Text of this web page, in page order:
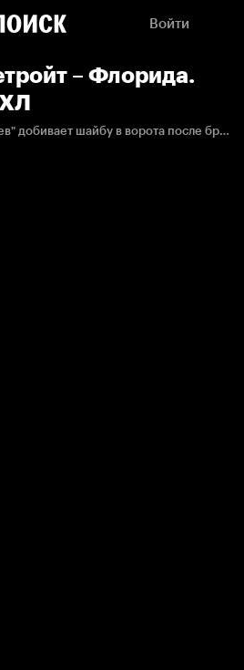
Войти
– Флорида.
Форвард "красных крыльев" добивает шайбу в ворота после броска Ларкина.